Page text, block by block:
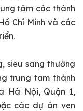
tâm các thành
Chí Minh và các
siêu sang thường
trung tâm thành
Hà Nội, Quận 1,
các dự án ven